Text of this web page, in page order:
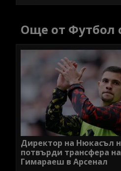
Още от Футбол
Директор на Нюкасъл
потвърди трансфера
Гимараеш в Арсенал